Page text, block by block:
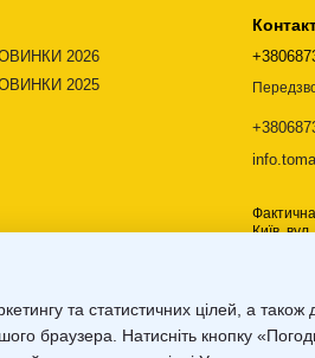
2026
2025
Київ,
та статистичних цілей, а також
браузера. Натисніть кнопку